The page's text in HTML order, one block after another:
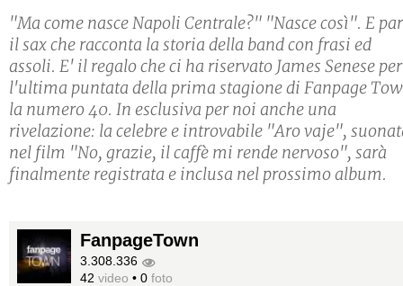
"Ma come nasce Napoli Centrale?" "Nasce così". E
il sax che racconta la storia della band con frasi ed
assoli. E' il regalo che ci ha riservato James Senese per
l'ultima puntata della prima stagione di Fanpage
la numero 40. In esclusiva per noi anche una
rivelazione: la celebre e introvabile "Aro vaje",
nel film "No, grazie, il caffè mi rende nervoso", sarà
finalmente registrata e inclusa nel prossimo album.
FanpageTown
3.308.336
42 video • 0 foto